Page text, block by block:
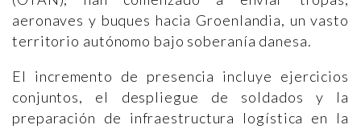
aeronaves y buques hacia Groenlandia, un vasto
territorio autónomo bajo soberanía danesa.
El incremento de presencia incluye ejercicios
conjuntos, el despliegue de soldados y la
preparación de infraestructura logística en la